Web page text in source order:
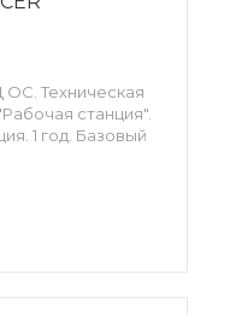
Техническая
станция".
1 год. Базовый